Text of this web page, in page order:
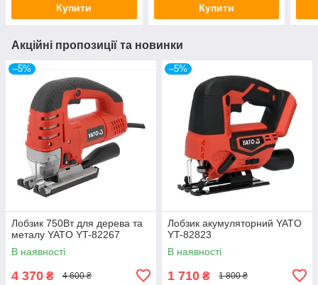
Купити Купити
Акційні пропозиції та новинки
–5%
Лобзик 750Вт для дерева та
металу YATO YT-82267
В наявності
4 370 ₴ 4 600 ₴
–5%
Лобзик акумуляторний YATO
YT-82823
В наявності
1 710 ₴ 1 800 ₴